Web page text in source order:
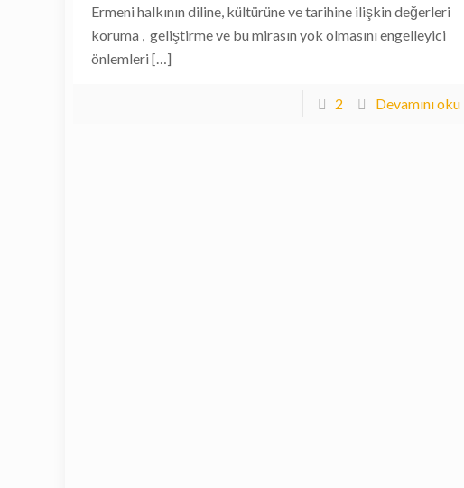
Ermeni halkının diline, kültürüne ve tarihine ilişkin değerleri
koruma , geliştirme ve bu mirasın yok olmasını engelleyici
önlemleri […]
2 Devamını oku